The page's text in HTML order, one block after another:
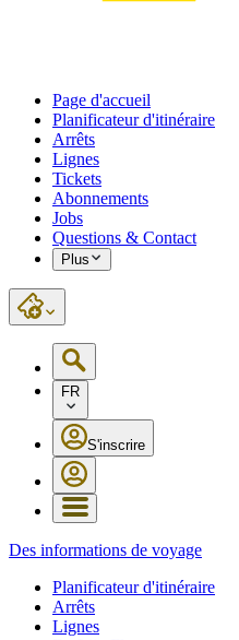
Page d'accueil
Planificateur d'itinéraire
Arrêts
Lignes
Tickets
Abonnements
Jobs
Questions & Contact
Plus
FR
S'inscrire
Des informations de voyage
Planificateur d'itinéraire
Arrêts
Lignes